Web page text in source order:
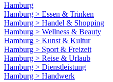
Hamburg
Hamburg > Essen & Trinken
Hamburg > Handel & Shopping
Hamburg > Wellness & Beauty
Hamburg > Kunst & Kultur
Hamburg > Sport & Freizeit
Hamburg > Reise & Urlaub
Hamburg > Dienstleistung
Hamburg > Handwerk